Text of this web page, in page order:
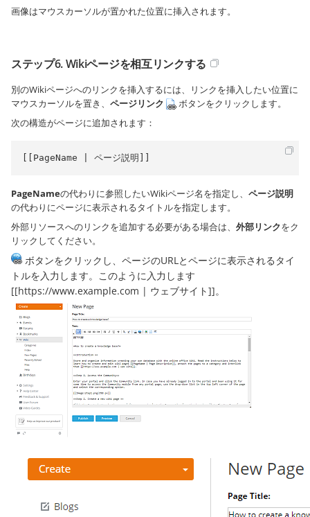
画像はマウスカーソルが置かれた位置に挿入されます。
ステップ6. Wikiページを相互リンクする
別のWikiページへのリンクを挿入するには、リンクを挿入したい位置に
マウスカーソルを置き、 ページリンク
ボタンをクリックします。
次の構造がページに追加されます：
[[PageName | ページ説明]]
PageNameの代わりに参照したいWikiページ名を指定し、 ページ説明
の代わりにページに表示されるタイトルを指定します。
外部リソースへのリンクを追加する必要がある場合は、 外部リンクをク
リックしてください。
ボタンをクリックし、ページのURLとページに表示されるタイ
トルを入力します。このように入力します
[[https://www.example.com | ウェブサイト]]。